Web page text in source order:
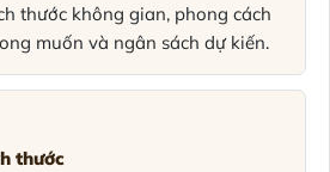
thước không gian, phong cách
muốn và ngân sách dự kiến.
thước